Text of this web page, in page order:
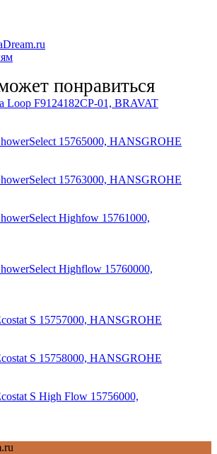
понравиться
Loop F9124182CP-01, BRAVAT
15765000, HANSGROHE
15763000, HANSGROHE
Highfow 15761000,
Highflow 15760000,
S 15757000, HANSGROHE
S 15758000, HANSGROHE
S High Flow 15756000,